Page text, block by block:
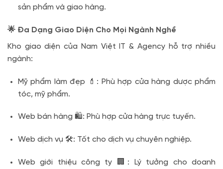
sản phẩm và giao hàng.
🌟 Đa Dạng Giao Diện Cho Mọi Ngành Nghề
Kho giao diện của Nam Việt IT & Agency hỗ trợ nhiều
ngành:
Mỹ phẩm làm đẹp 💄: Phù hợp cửa hàng dược phẩm
tóc, mỹ phẩm.
Web bán hàng 🛍️: Phù hợp cửa hàng trực tuyến.
Web dịch vụ 🛠️: Tốt cho dịch vụ chuyên nghiệp.
Web giới thiệu công ty 🏢: Lý tưởng cho doanh